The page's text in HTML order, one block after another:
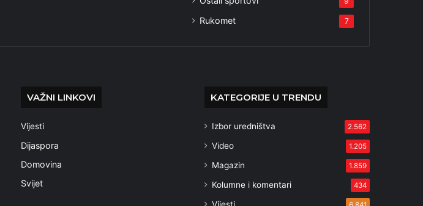
Rukomet 7
VAŽNI LINKOVI
Vijesti
Dijaspora
Domovina
Svijet
KATEGORIJE U TRENDU
Izbor uredništva 2.562
Video 1.205
Magazin 1.859
Kolumne i komentari 434